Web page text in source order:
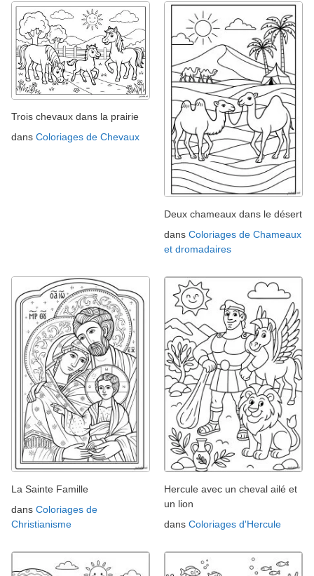
Trois chevaux dans la prairie
dans Coloriages de Chevaux
Deux chameaux dans le désert
dans Coloriages de Chameaux
et dromadaires
La Sainte Famille
dans Coloriages de
Christianisme
Hercule avec un cheval ailé et
un lion
dans Coloriages d'Hercule